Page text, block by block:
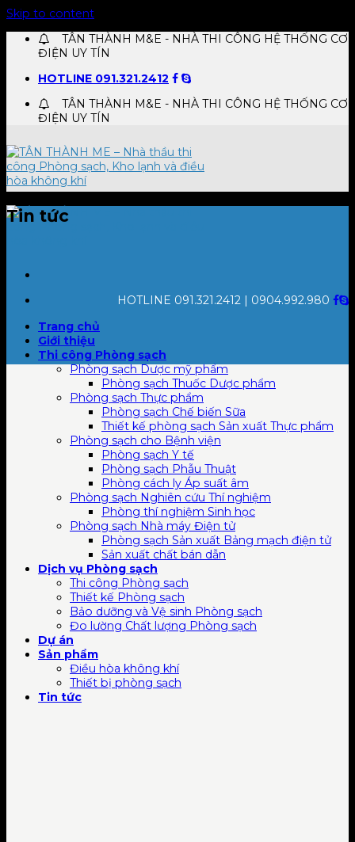
Skip to content
TÂN THÀNH M&E - NHÀ THI CÔNG HỆ THỐNG CƠ
ĐIỆN UY TÍN
HOTLINE 091.321.2412
TÂN THÀNH M&E - NHÀ THI CÔNG HỆ THỐNG CƠ
ĐIỆN UY TÍN
HOTLINE 091.321.2412 | 0904.992.980
Trang chủ
Giới thiệu
Thi công Phòng sạch
Phòng sạch Dược mỹ phẩm
Phòng sạch Thuốc Dược phẩm
Phòng sạch Thực phẩm
Phòng sạch Chế biến Sữa
Thiết kế phòng sạch Sản xuất Thực phẩm
Phòng sạch cho Bệnh viện
Phòng sạch Y tế
Phòng sạch Phẫu Thuật
Phòng cách ly Áp suất âm
Phòng sạch Nghiên cứu Thí nghiệm
Phòng thí nghiệm Sinh học
Phòng sạch Nhà máy Điện tử
Phòng sạch Sản xuất Bảng mạch điện tử
Sản xuất chất bán dẫn
Dịch vụ Phòng sạch
Thi công Phòng sạch
Thiết kế Phòng sạch
Bảo dưỡng và Vệ sinh Phòng sạch
Đo lường Chất lượng Phòng sạch
Dự án
Sản phẩm
Điều hòa không khí
Thiết bị phòng sạch
Tin tức
Tin tức